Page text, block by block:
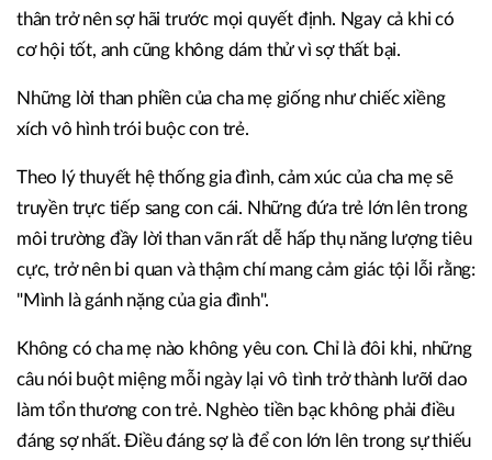
thân trở nên sợ hãi trước mọi quyết định. Ngay cả khi có
cơ hội tốt, anh cũng không dám thử vì sợ thất bại.
Những lời than phiền của cha mẹ giống như chiếc xiềng
xích vô hình trói buộc con trẻ.
Theo lý thuyết hệ thống gia đình, cảm xúc của cha mẹ sẽ
truyền trực tiếp sang con cái. Những đứa trẻ lớn lên trong
môi trường đầy lời than vãn rất dễ hấp thụ năng lượng tiêu
cực, trở nên bi quan và thậm chí mang cảm giác tội lỗi rằng:
"Mình là gánh nặng của gia đình".
Không có cha mẹ nào không yêu con. Chỉ là đôi khi, những
câu nói buột miệng mỗi ngày lại vô tình trở thành lưỡi dao
làm tổn thương con trẻ. Nghèo tiền bạc không phải điều
đáng sợ nhất. Điều đáng sợ là để con lớn lên trong sự thiếu